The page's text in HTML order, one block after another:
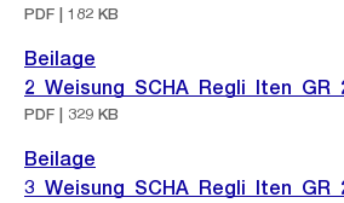
PDF | 182 KB
Beilage
PDF | 329 KB
Beilage